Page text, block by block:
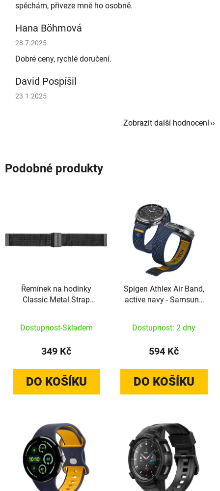
spěchám, přiveze mně ho osobně.
Hana Böhmová
Hodnocení obchodu je 5 z 5 hvězdiček.
28.7.2025
Dobré ceny, rychlé doručení.
David Pospíšil
Hodnocení obchodu je 5 z 5 hvězdiček.
23.1.2025
Zobrazit další hodnocení
Podobné produkty
Řemínek na hodinky
Classic Metal Strap
Dostupnost-Skladem
349 Kč
DO KOŠÍKU
Spigen Athlex Air Band,
active navy - Samsung
Dostupnost: 2 dny
594 Kč
DO KOŠÍKU